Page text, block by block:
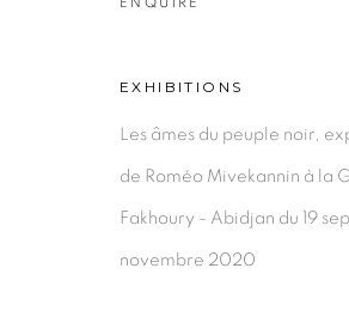
EXHIBITIONS
Les âmes du peuple noir,
de Roméo Mivekannin à la
Fakhoury - Abidjan du 19
novembre 2020